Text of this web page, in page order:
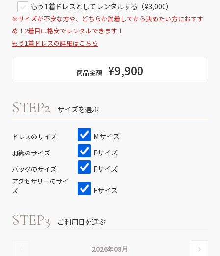
もう1着ドレスとしてレンタルする（¥3,000）
※サイズが不安な方や、どちらか試着してから決めたい方におすす
め！2着目は格安でレンタルできます！
もう1着ドレスの詳細はこちら
商品金額 ¥9,900
STEP2 サイズを選ぶ
ドレスのサイズ Mサイズ
羽織のサイズ Fサイズ
バッグのサイズ Fサイズ
アクセサリーのサイ
ズ
Fサイズ
STEP3 ご利用日を選ぶ
2026年08月